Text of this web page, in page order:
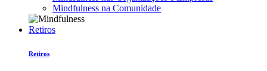
Mindfulness na Comunidade
Retiros
Retiros